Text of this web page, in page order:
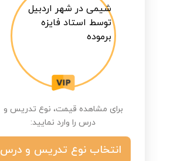
برای مشاهده قیمت، نوع تدریس و
درس را وارد نمایید:
انتخاب نوع تدریس و درس